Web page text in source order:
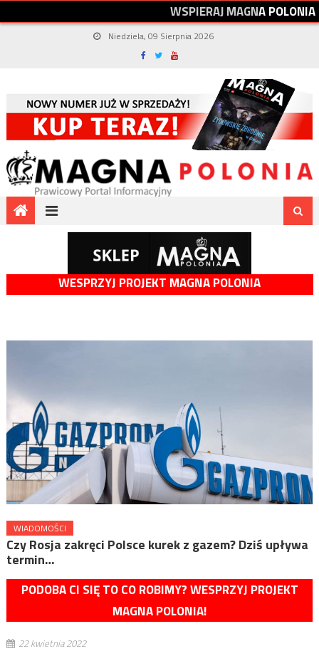
WSPIERAJMAGNAPOLONIA
Niedziela, 09 Sierpnia 2026
WESPRZYJ PROJEKT MAGNA POLONIA
WIADOMOŚCI
Czy Rosja zakręci Polsce kurek z gazem? Dziś upływa
termin…
PODOBA CI SIĘ TO CO ROBIMY? WESPRZYJ PROJEKT
MAGNA POLONIA!
22 kwietnia 2022